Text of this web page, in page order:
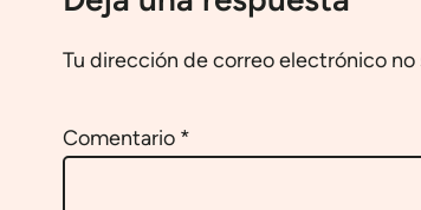
Tu dirección de correo electrónico no
Comentario *